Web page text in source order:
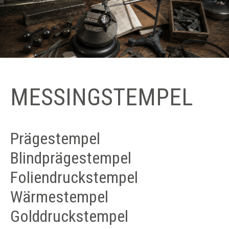
MESSINGSTEMPEL
Prägestempel
Blindprägestempel
Foliendruckstempel
Wärmestempel
Golddruckstempel